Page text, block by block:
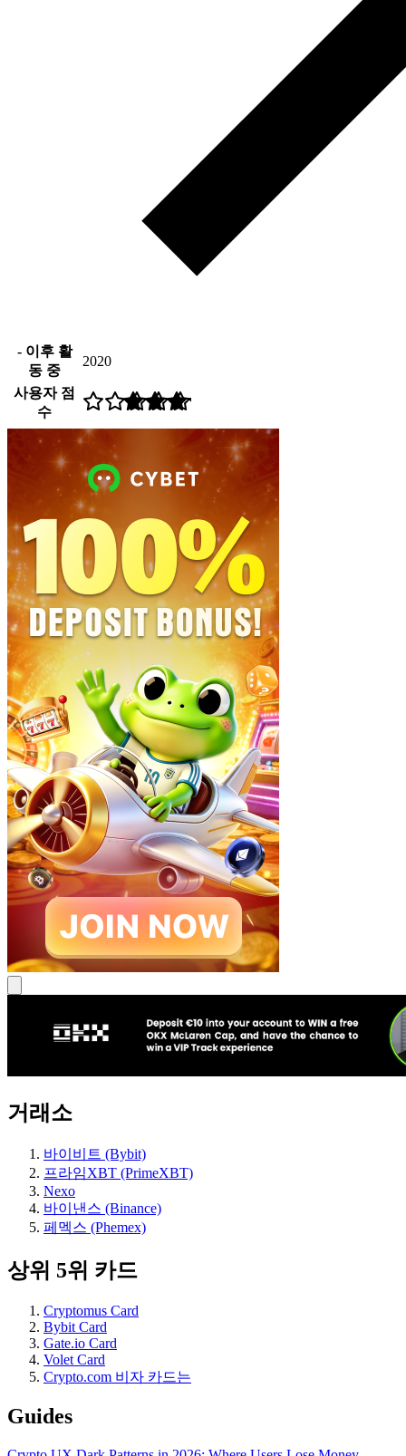
- 이후 활
동 중
2020
사용자 점
수
거래소
바이비트 (Bybit)
프라임XBT (PrimeXBT)
Nexo
바이낸스 (Binance)
페멕스 (Phemex)
상위 5위 카드
Cryptomus Card
Bybit Card
Gate.io Card
Volet Card
Crypto.com 비자 카드는
Guides